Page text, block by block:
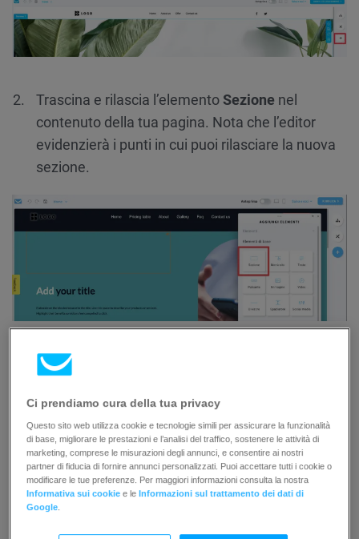
Trascina e rilascia l’elementoSezione nel
contenuto della tua pagina. Nota che l’editor
evidenzierà i punti in cui puoi rilasciare la nuova
sezione.
Non è possibile aggiungere una
sezione completa all’interno di una
esistente. Solo una sezione può
essere aggiunta sopra, sotto o tra
altre sezioni.
Ci prendiamo cura della tua privacy
Questo sito web utilizza cookie e tecnologie simili per assicurare la funzionalità
di base, migliorare le prestazioni e l’analisi del traffico, sostenere le attività di
marketing, comprese le misurazioni degli annunci, e consentire ai nostri
partner di fiducia di fornire annunci personalizzati. Puoi accettare tutti i cookie o
modificare le tue preferenze. Per maggiori informazioni consulta la nostra
Informativa sui cookie e leInformazioni sul trattamento dei dati di
Google